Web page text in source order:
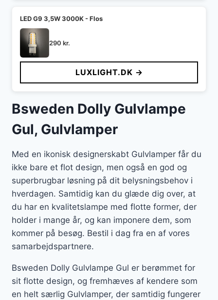
LED G9 3,5W 3000K - Flos
290 kr.
LUXLIGHT.DK →
Bsweden Dolly Gulvlampe
Gul, Gulvlamper
Med en ikonisk designerskabt Gulvlamper får du
ikke bare et flot design, men også en god og
superbrugbar løsning på dit belysningsbehov i
hverdagen. Samtidig kan du glæde dig over, at
du har en kvalitetslampe med flotte former, der
holder i mange år, og kan imponere dem, som
kommer på besøg. Bestil i dag fra en af vores
samarbejdspartnere.
Bsweden Dolly Gulvlampe Gul er berømmet for
sit flotte design, og fremhæves af kendere som
en helt særlig Gulvlamper, der samtidig fungerer